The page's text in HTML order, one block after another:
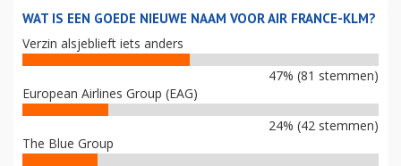
WAT IS EEN GOEDE NIEUWE NAAM VOOR AIR FRANCE-KLM?
Verzin alsjeblieft iets anders
47% (81 stemmen)
European Airlines Group (EAG)
24% (42 stemmen)
The Blue Group